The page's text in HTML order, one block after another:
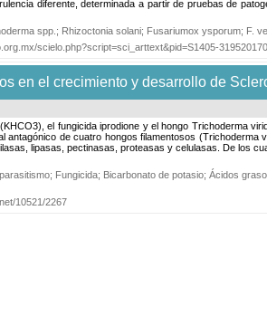
diferente, determinada a partir de pruebas de
spp. ; Rhizoctonia solani; Fusariumox ysporum; F.
scielo.php?script=sci_arttext&pid=S1405-
en el crecimiento y desarrollo de
el fungicida iprodione y el hongo Trichoderma
de cuatro hongos filamentosos
lipasas, pectinasas, proteasas y celulasas. De los
; Fungicida; Bicarbonato de potasio; Ácidos
10521/2267